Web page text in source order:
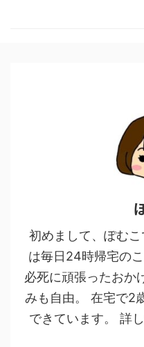
初めまして、ぽむ
は毎日24時帰宅の
必死に頑張ったおか
みも自由。 在宅で2
できています。 詳